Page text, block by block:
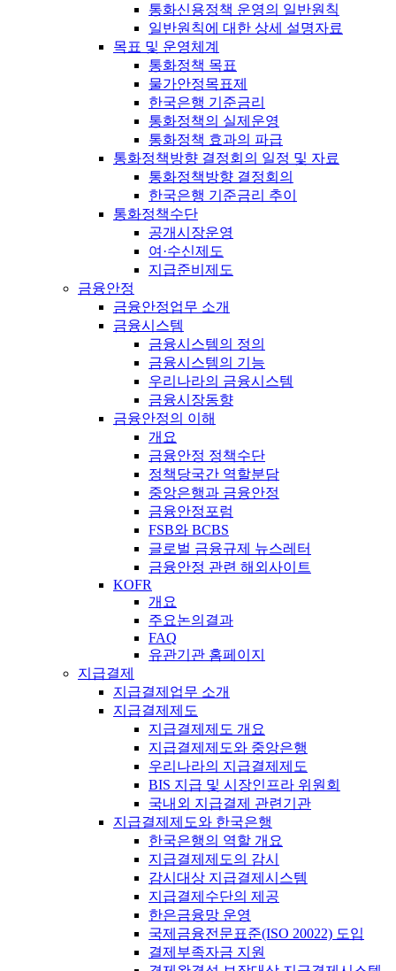
통화신용정책 운영의 일반원칙
일반원칙에 대한 상세 설명자료
목표 및 운영체계
통화정책 목표
물가안정목표제
한국은행 기준금리
통화정책의 실제운영
통화정책 효과의 파급
통화정책방향 결정회의 일정 및 자료
통화정책방향 결정회의
한국은행 기준금리 추이
통화정책수단
공개시장운영
여·수신제도
지급준비제도
금융안정
금융안정업무 소개
금융시스템
금융시스템의 정의
금융시스템의 기능
우리나라의 금융시스템
금융시장동향
금융안정의 이해
개요
금융안정 정책수단
정책당국간 역할분담
중앙은행과 금융안정
금융안정포럼
FSB와 BCBS
글로벌 금융규제 뉴스레터
금융안정 관련 해외사이트
KOFR
개요
주요논의결과
FAQ
유관기관 홈페이지
지급결제
지급결제업무 소개
지급결제제도
지급결제제도 개요
지급결제제도와 중앙은행
우리나라의 지급결제제도
BIS 지급 및 시장인프라 위원회
국내외 지급결제 관련기관
지급결제제도와 한국은행
한국은행의 역할 개요
지급결제제도의 감시
감시대상 지급결제시스템
지급결제수단의 제공
한은금융망 운영
국제금융전문표준(ISO 20022) 도입
결제부족자금 지원